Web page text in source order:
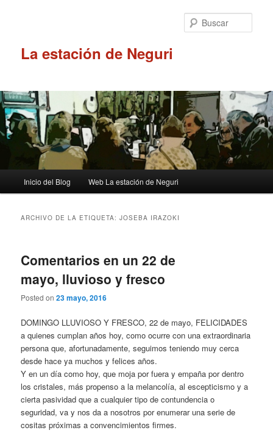
La estación de Neguri
principal
Inicio del Blog Web La estación de Neguri
ARCHIVO DE LA ETIQUETA:JOSEBA IRAZOKI
Comentarios en un 22 de
mayo, lluvioso y fresco
Posted on23 mayo, 2016
DOMINGO LLUVIOSO Y FRESCO, 22 de mayo, FELICIDADES
a quienes cumplan años hoy, como ocurre con una extraordinaria
persona que, afortunadamente, seguimos teniendo muy cerca
desde hace ya muchos y felices años.
Y en un día como hoy, que moja por fuera y empaña por dentro
los cristales, más propenso a la melancolía, al escepticismo y a
cierta pasividad que a cualquier tipo de contundencia o
seguridad, va y nos da a nosotros por enumerar una serie de
cositas próximas a convencimientos firmes.